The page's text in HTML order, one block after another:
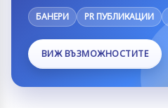
БАНЕРИ PR ПУБЛИКАЦИИ
ВИЖ ВЪЗМОЖНОСТИТЕ